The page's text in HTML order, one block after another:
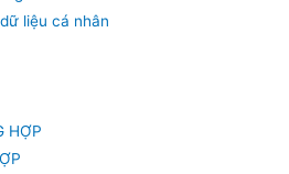
liệu cá nhân
HỢP